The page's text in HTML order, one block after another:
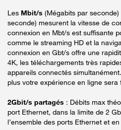
Les Mbit/s (Mégabits par seconde)
seconde) mesurent la vitesse de
connexion en Mbt/s est suffisante
comme le streaming HD et la
connexion en Gbt/s offre une
4K, les téléchargements très
appareils connectés
plus votre expérience en ligne sera
2Gbit/s partagés : Débits max
port Ethernet, dans la limite de 2
l’ensemble des ports Ethernet et en